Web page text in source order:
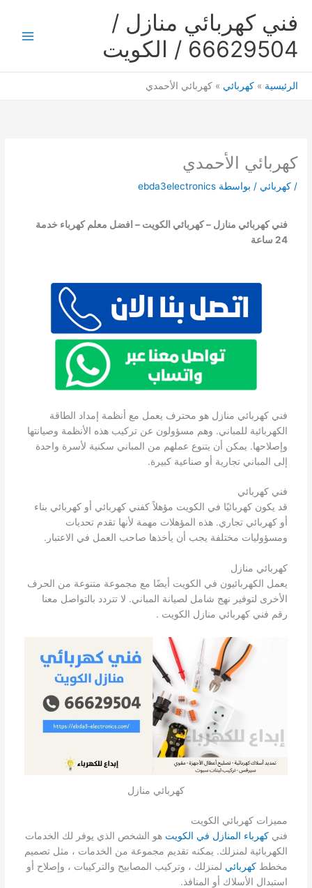
فني كهربائي منازل /
66629504 / الكويت
الرئيسية كهربائي كهربائي الأحمدي
كهربائي الأحمدي
/كهربائي / بواسطة ebda3electronics
فني كهربائي منازل – كهربائي الكويت – افضل معلم كهرباء خدمة
24 ساعة
فني كهربائي منازل هو محترف يعمل مع أنظمة إمداد الطاقة
الكهربائية للمباني. وهم مسؤولون عن تركيب هذه الأنظمة وصيانتها
وإصلاحها. يمكن أن يتنوع عملهم من المباني سكنية لأسرة واحدة
إلى المباني تجارية أو صناعية كبيرة.
فني كهربائي
قد يكون كهربائيًا في الكويت مؤهلاً كفني كهربائي أو كهربائي بناء
أو كهربائي تجاري. هذه المؤهلات مهمة لأنها تقدم تحديات
ومسؤوليات مختلفة يجب أن يأخذها صاحب العمل في الاعتبار.
كهربائي منازل
يعمل الكهربائيون في الكويت أيضًا مع مجموعة متنوعة من الحرف
الأخرى لتوفير نهج شامل لصيانة المباني. لا تتردد بالتواصل معنا
رقم فني كهربائي منازل الكويت .
كهربائي منازل
مميزات كهربائي الكويت
فني كهرباء المنازل في الكويت هو الشخص الذي يوفر لك الخدمات
الكهربائية لمنزلك. يمكنه تقديم مجموعة من الخدمات ، مثل تصميم
مخطط كهربائي لمنزلك ، وتركيب المصابيح والتركيبات ، وإصلاح أو
استبدال الأسلاك أو المنافذ.